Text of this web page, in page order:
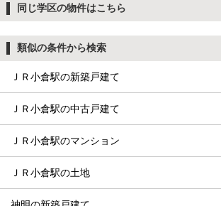
同じ学区の物件はこちら
類似の条件から検索
ＪＲ小倉駅の新築戸建て
ＪＲ小倉駅の中古戸建て
ＪＲ小倉駅のマンション
ＪＲ小倉駅の土地